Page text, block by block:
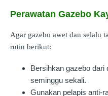
Perawatan Gazebo
Agar gazebo awet dan selalu
rutin berikut:
Bersihkan gazebo dari
seminggu sekali.
Gunakan pelapis anti-